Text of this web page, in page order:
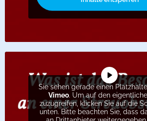
Sie sehen gerade einen
Vimeo. Um auf den
zuzugreifen, klicken Sie auf die
unten. Bitte beachten Sie, dass